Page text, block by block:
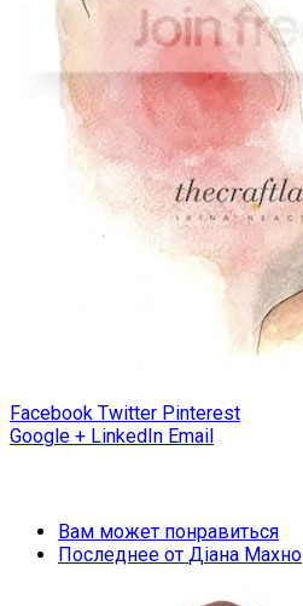
Facebook Twitter Pinterest
Google + LinkedIn Email
Вам может понравиться
Последнее от Діана Махно